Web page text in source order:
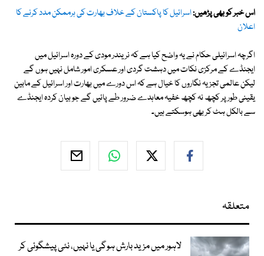
اس خبر کو بھی پڑھیں:اسرائیل کا پاکستان کے خلاف بھارت کی ہرممکن مدد کرنے کا
اعلان
اگرچہ اسرائیلی حکام نے یہ واضح کیا ہے کہ نریندر مودی کے دورہ اسرائیل میں
ایجنڈے کے مرکزی نکات میں دہشت گردی اور عسکری امور شامل نہیں ہوں گے
لیکن عالمی تجزیہ نگاروں کا خیال ہے کہ اس دورے میں بھارت اور اسرائیل کے مابین
یقینی طور پر کچھ نہ کچھ خفیہ معاہدے ضرور طے پائیں گے جو بیان کردہ ایجنڈے
سے بالکل ہٹ کر بھی ہوسکتے ہیں۔
متعلقہ
لاہور میں مزید بارش ہوگی یا نہیں، نئی پیشگوئی کر